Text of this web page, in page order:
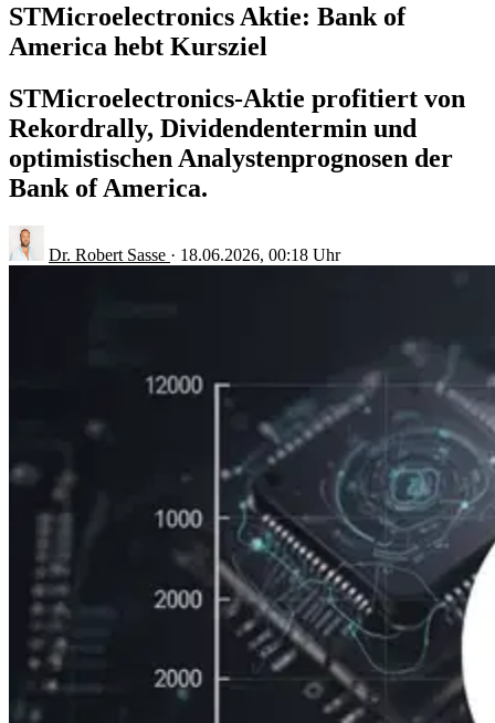
STMicroelectronics Aktie: Bank of
America hebt Kursziel
STMicroelectronics-Aktie profitiert von
Rekordrally, Dividendentermin und
optimistischen Analystenprognosen der
Bank of America.
Dr. Robert Sasse · 18.06.2026, 00:18 Uhr